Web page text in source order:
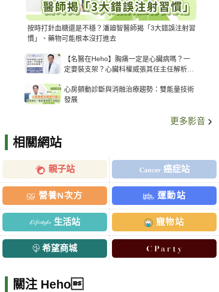
按時打針血糖還是不穩？潘廸智醫師揭「3大錯誤注射習
慣」、藥物可能根本沒打進去
【名醫在Heho】胸痛一定是心臟病嗎？一
定要裝支架？心臟科權威張其任主任解析支
心房顫動診斷與消融治療趨勢：雙能量技術
發展
更多影音
相關網站
親子站 癌症站
營養N次方 運動站
生活站 寵物站
希望商城
關注 Heho